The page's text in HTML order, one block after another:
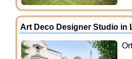
Art Deco Designer Studio in